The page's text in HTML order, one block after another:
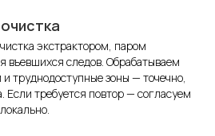
экстрактором, паром
въевшихся следов. Обрабатываем
и труднодоступные зоны — точечно,
Если требуется повтор — согласуем